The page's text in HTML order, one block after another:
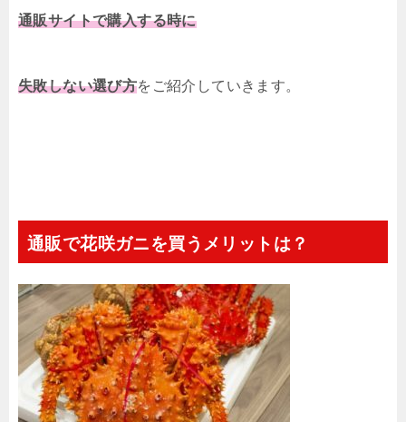
通販サイトで購入する時に
失敗しない選び方をご紹介していきます。
通販で花咲ガニを買うメリットは？